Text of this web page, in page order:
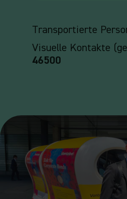
Transportierte
Visuelle Kontakte
46500